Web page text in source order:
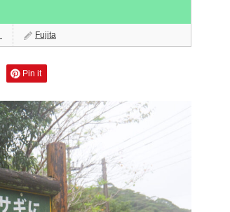
Fujita
Pin it